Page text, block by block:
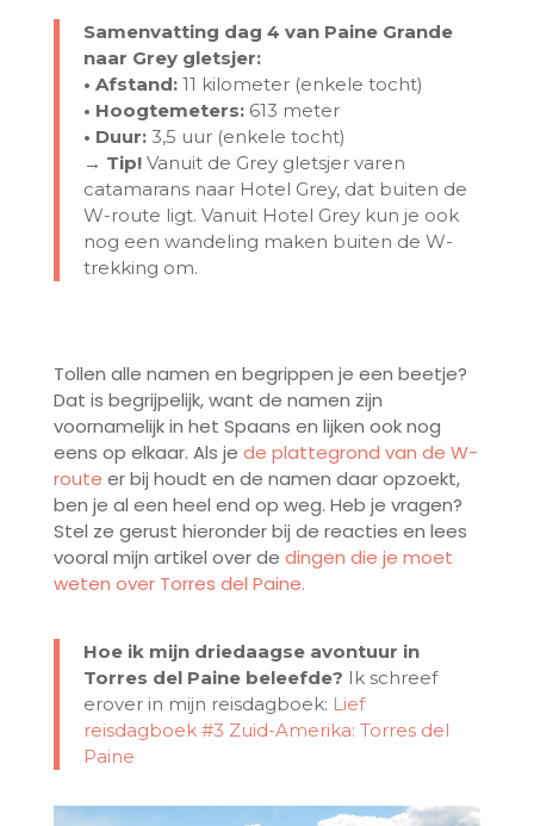
Samenvatting dag 4 van Paine Grande
naar Grey gletsjer:
• Afstand:11 kilometer (enkele tocht)
• Hoogtemeters:613 meter
• Duur:3,5 uur (enkele tocht)
→ Tip!Vanuit de Grey gletsjer varen
catamarans naar Hotel Grey, dat buiten de
W-route ligt. Vanuit Hotel Grey kun je ook
nog een wandeling maken buiten de W-
trekking om.
Tollen alle namen en begrippen je een beetje?
Dat is begrijpelijk, want de namen zijn
voornamelijk in het Spaans en lijken ook nog
eens op elkaar. Als je de plattegrond van de W-
route er bij houdt en de namen daar opzoekt,
ben je al een heel end op weg. Heb je vragen?
Stel ze gerust hieronder bij de reacties en lees
vooral mijn artikel over de dingen die je moet
weten over Torres del Paine.
Hoe ik mijn driedaagse avontuur in
Torres del Paine beleefde? Ik schreef
erover in mijn reisdagboek: Lief
reisdagboek #3 Zuid-Amerika: Torres del
Paine